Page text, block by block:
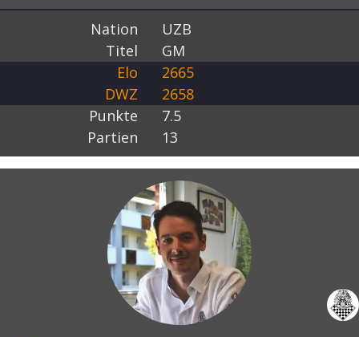
Nation
UZB
Titel
GM
Elo
2665
DWZ
2658
Punkte
7.5
Partien
13